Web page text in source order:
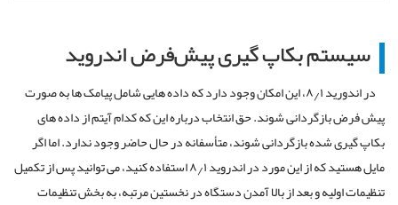
سیستم بکاپ گیریپیش‌فرض اندروید
در اندورید ۸٫۱، این امکان وجود دارد که داده هایی شامل پیامک ها به صورت
پیش فرض بازگردانی شوند. حق انتخاب درباره این که کدام آیتم از داده های
بکاپ گیری شده بازگردانی شوند، متأسفانه در حال حاضر وجود ندارد. اما اگر
مایل هستید که از این مورد در اندروید ۸٫۱ استفاده کنید، می توانید پس از تکمیل
تنظیمات اولیه و بعد از بالا آمدن دستگاه در نخستین مرتبه، به بخش تنظیمات